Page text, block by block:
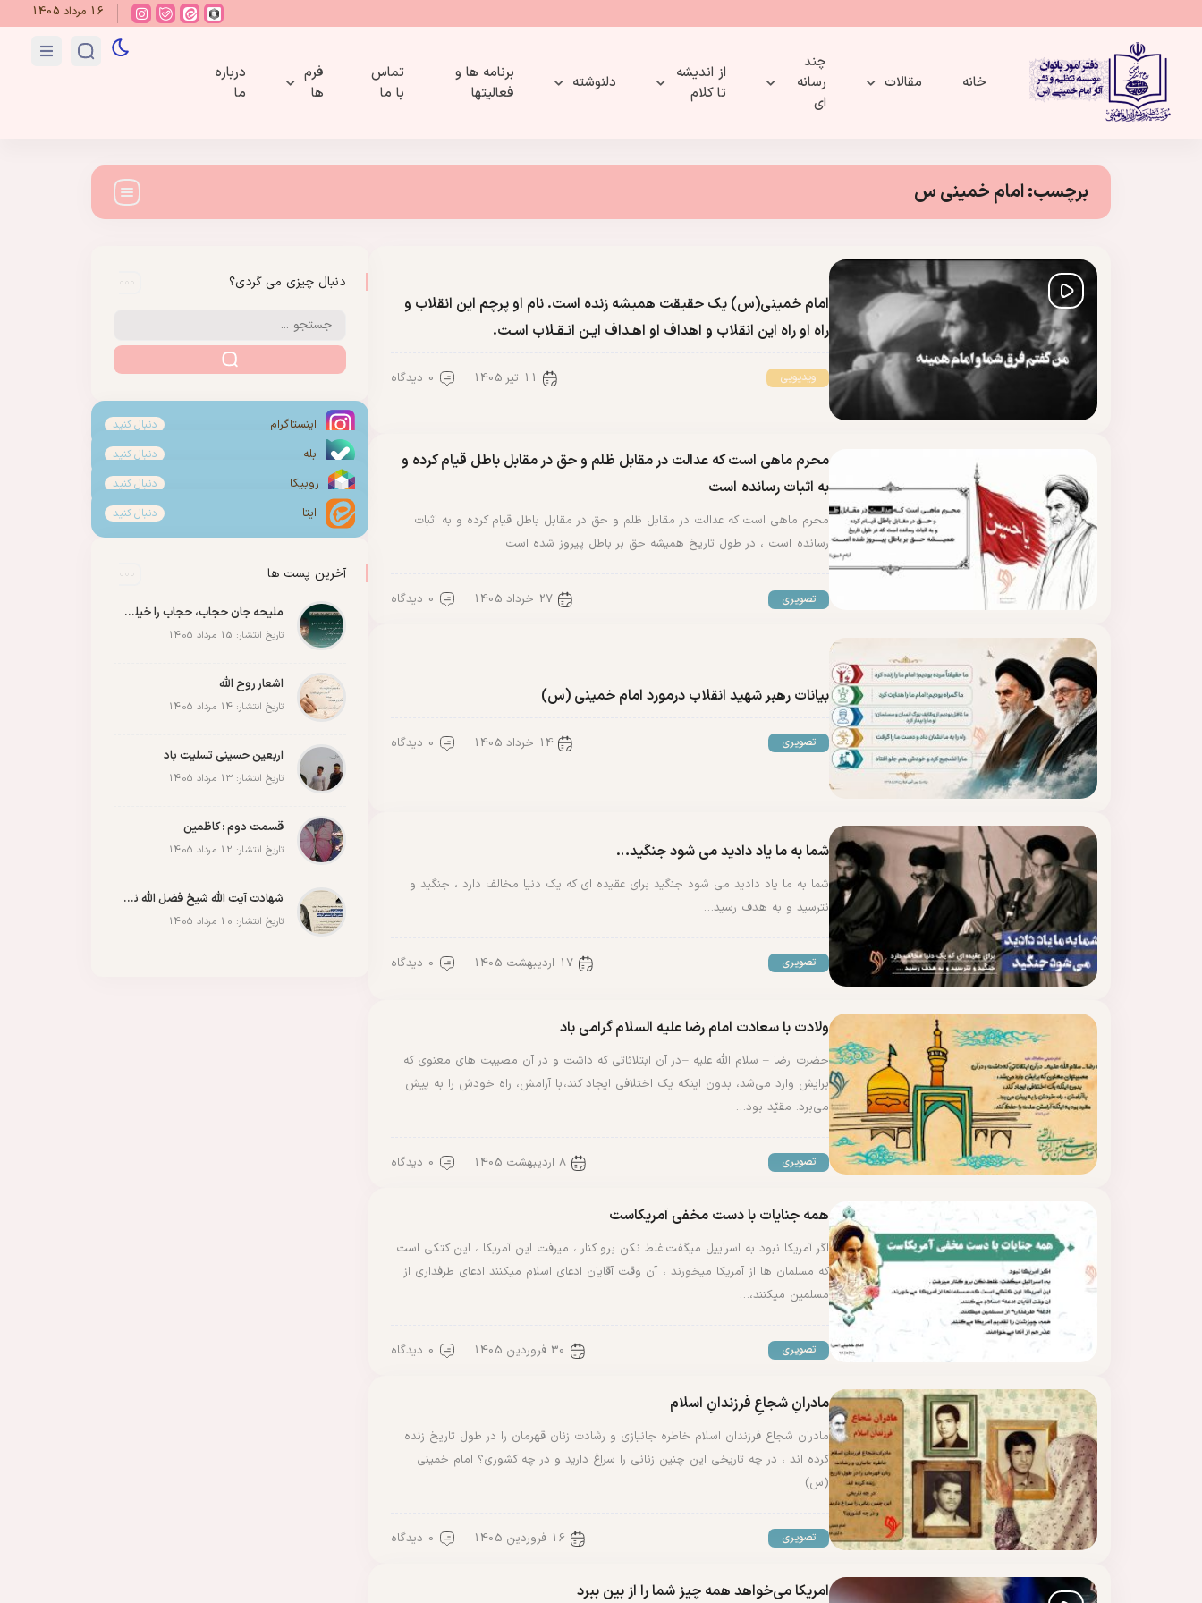
16 مرداد 1405
خانه مقالات
چند
رسانه
ای
از اندیشه
تا کلام
دلنوشته
برنامه ها و
فعالیتها
تماس
با ما
فرم
ها
درباره
ما
برچسب:امام خمینی س
امام خمینی(س) یک حقیقت همیشه زنده است. نام او پرچم این انقلاب و
راه او راه این انقلاب و اهداف او اهـداف ایـن انـقـلاب اسـت.
ویدیویی 11 تیر 1405 0 دیدگاه
محرم ماهی است که عدالت در مقابل ظلم و حق در مقابل باطل قیام کرده و
به اثبات رسانده است
محرم ماهی است که عدالت در مقابل ظلم و حق در مقابل باطل قیام کرده و به اثبات
رسانده است ، در طول تاریخ همیشه حق بر باطل پیروز شده است
تصویری 27 خرداد 1405 0 دیدگاه
بیانات رهبر شهید انقلاب درمورد امام خمینی (س)
تصویری 14 خرداد 1405 0 دیدگاه
شما به ما یاد دادید می شود جنگید…
شما به ما یاد دادید می شود جنگید برای عقیده ای که یک دنیا مخالف دارد ، جنگید و
نترسید و به هدف رسید…
تصویری 17 اردیبهشت 1405 0 دیدگاه
ولادت با سعادت امام رضا علیه السلام گرامی باد
حضرت_رضا – سلام الله علیه – در آن ابتلائاتی که داشت و در آن مصیبت های معنوی که
برایش وارد می‌شد، بدون اینکه یک اختلافی ایجاد کند، با آرامش، راه خودش را به پیش
می‌برد. مقیّد بود…
تصویری 8 اردیبهشت 1405 0 دیدگاه
همه جنایات با دست مخفی آمریکاست
اگر آمریکا نبود به اسراییل میگفت:غلط نکن برو کنار ، میرفت این آمریکا ، این کتکی است
که مسلمان ها از آمریکا میخورند ، آن وقت آقایان ادعای اسلام میکنند ادعای طرفداری از
مسلمین میکنند،…
تصویری 30 فروردین 1405 0 دیدگاه
مادرانِ شجاعِ فرزندانِ اسلام
مادران شجاع فرزندان اسلام خاطره جانبازی و رشادت زنان قهرمان را در طول تاریخ زنده
کرده اند ، در چه تاریخی این چنین زنانی را سراغ دارید و در چه کشوری؟ امام خمینی
(س)
تصویری 16 فروردین 1405 0 دیدگاه
امریکا می‌خواهد همه چیز شما را از بین ببرد
دنبال چیزی می گردی؟
اینستاگرام دنبال کنید
بله دنبال کنید
روبیکا دنبال کنید
ایتا دنبال کنید
آخرین پست ها
ملیحه جان حجاب، حجاب را خیلی زیاد رعایت کن
تاریخ انتشار: 15 مرداد 1405
اشعار روح الله
تاریخ انتشار: 14 مرداد 1405
اربعین حسینی تسلیت باد
تاریخ انتشار: 13 مرداد 1405
قسمت دوم : کاظمین
تاریخ انتشار: 12 مرداد 1405
شهادت آیت الله شیخ فضل الله نوری
تاریخ انتشار: 10 مرداد 1405